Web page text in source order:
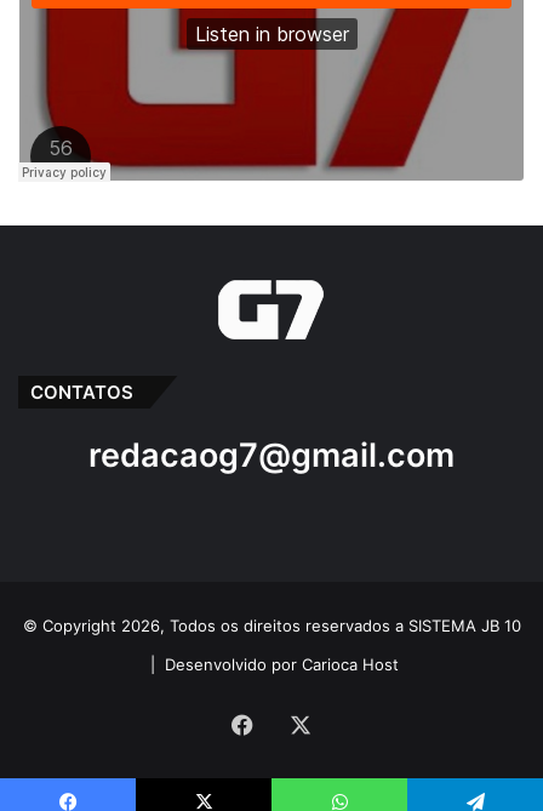
CONTATOS
redacaog7@gmail.com
© Copyright 2026, Todos os direitos reservados a SISTEMA JB 10
Desenvolvido por Carioca Host
Facebook